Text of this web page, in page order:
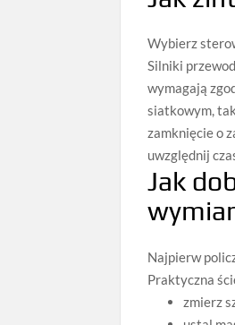
Wybierz
Silniki
wymagają
siatkowym,
zamknięcie o
uwzględnij
Jak
Najpierw
Praktyczna
zmierz